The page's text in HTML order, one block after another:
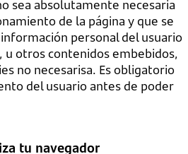
sea absolutamente necesaria
de la página y que se
personal del usuario
u otros contenidos embebidos,
no necesarisa. Es obligatorio
del usuario antes de poder
tu navegador